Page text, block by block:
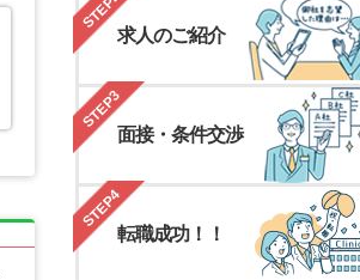
STEP2
求人のご紹介
STEP3
面接・条件交渉
STEP4
転職成功！！